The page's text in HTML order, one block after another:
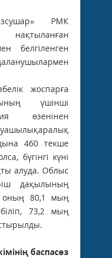
РМК
белгіленген
жоспарға
үшінші
өзенінен
460 текше
бүгінгі күні
алуда. Облыс
дақылының
оның 80,1 мың
73,2 мың
баспасөз